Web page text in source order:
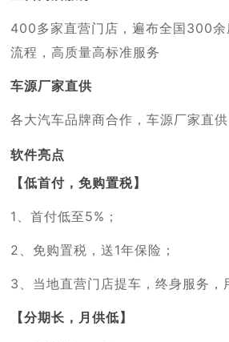
400多家直营门店，遍布全国300余
流程，高质量高标准服务
车源厂家直供
各大汽车品牌商合作，车源厂家直
软件亮点
【低首付，免购置税】
1、首付低至5%；
2、免购置税，送1年保险；
3、当地直营门店提车，终身服务，
【分期长，月供低】